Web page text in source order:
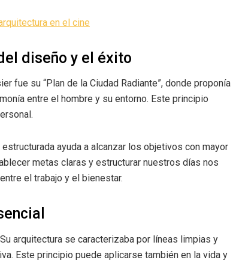
en el cine
diseño y el éxito
fue su “Plan de la Ciudad Radiante”, donde proponía
entre el hombre y su entorno. Este principio
ayuda a alcanzar los objetivos con mayor
metas claras y estructurar nuestros días nos
el trabajo y el bienestar.
arquitectura se caracterizaba por líneas limpias y
Este principio puede aplicarse también en la vida y